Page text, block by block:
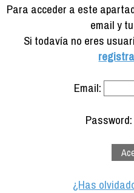
Compañeros de viaje
Info viajeros
Para acceder a este
email y
Si todavía no eres
Email:
Password:
¿Has